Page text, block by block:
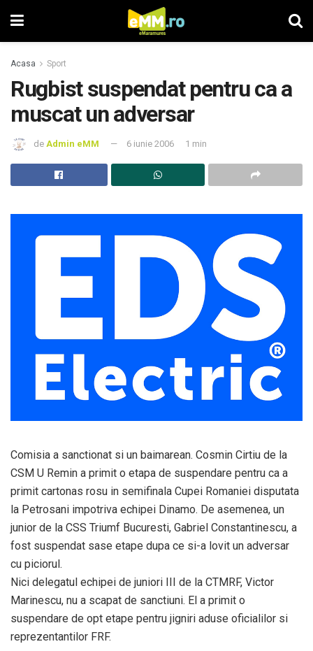
Acasa Sport
Rugbist suspendat pentru ca a
muscat un adversar
de Admin eMM 6 iunie 2006 1 min
Comisia a sanctionat si un baimarean. Cosmin Cirtiu de la
CSM U Remin a primit o etapa de suspendare pentru ca a
primit cartonas rosu in semifinala Cupei Romaniei disputata
la Petrosani impotriva echipei Dinamo. De asemenea, un
junior de la CSS Triumf Bucuresti, Gabriel Constantinescu, a
fost suspendat sase etape dupa ce si-a lovit un adversar
cu piciorul.
Nici delegatul echipei de juniori III de la CTMRF, Victor
Marinescu, nu a scapat de sanctiuni. El a primit o
suspendare de opt etape pentru jigniri aduse oficialilor si
reprezentantilor FRF.